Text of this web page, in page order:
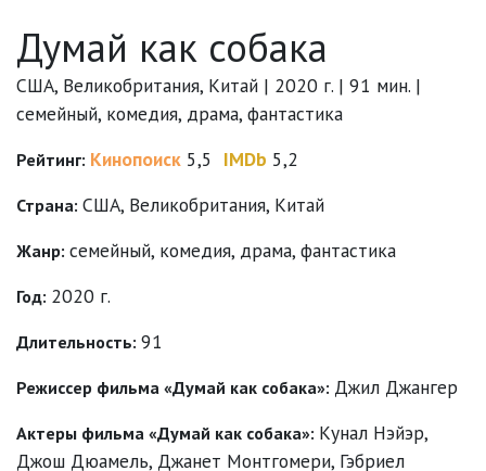
Думай как собака
США, Великобритания, Китай | 2020 г. | 91 мин. |
семейный, комедия, драма, фантастика
Рейтинг: Кинопоиск 5,5 IMDb 5,2
Страна: США, Великобритания, Китай
Жанр: семейный, комедия, драма, фантастика
Год: 2020 г.
Длительность: 91
Режиссер фильма «Думай как собака»: Джил Джангер
Актеры фильма «Думай как собака»: Кунал Нэйэр,
Джош Дюамель, Джанет Монтгомери, Гэбриел